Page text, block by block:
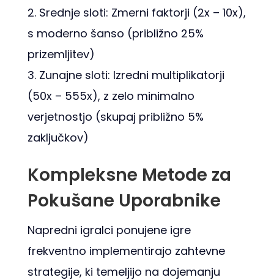
Srednje sloti: Zmerni faktorji (2x – 10x),
s moderno šanso (približno 25%
prizemljitev)
Zunajne sloti: Izredni multiplikatorji
(50x – 555x), z zelo minimalno
verjetnostjo (skupaj približno 5%
zaključkov)
Kompleksne Metode za
Pokušane Uporabnike
Napredni igralci ponujene igre
frekventno implementirajo zahtevne
strategije, ki temeljijo na dojemanju